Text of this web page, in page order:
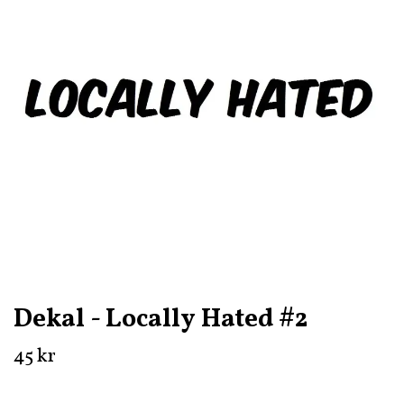
Dekal - Locally Hated #2
45 kr